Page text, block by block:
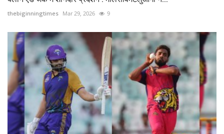
thebiginningtimes Mar 29, 2026 9